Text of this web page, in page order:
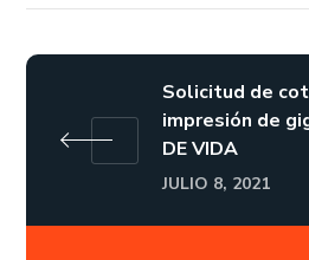
Solicitud de
impresión de
DE VIDA
JULIO 8, 2021